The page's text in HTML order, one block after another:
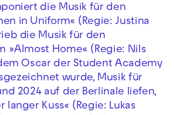
die Musik für den
in Uniform« (Regie: Justina
die Musik für den
»Almost Home« (Regie: Nils
Oscar der Student Academy
wurde, Musik für
2024 auf der Berlinale liefen,
langer Kuss« (Regie: Lukas